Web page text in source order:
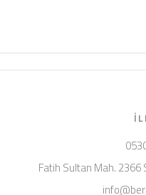
Fatih Sultan Mah. 2366